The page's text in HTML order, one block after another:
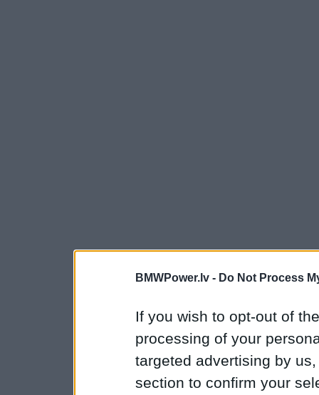
BMWPower.lv - Do Not Process
If you wish to opt-out of
processing of your
targeted advertising by
section to confirm your